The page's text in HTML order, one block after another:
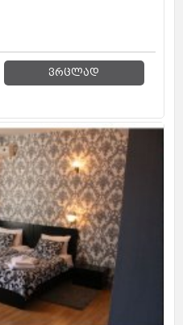
ვრცლად